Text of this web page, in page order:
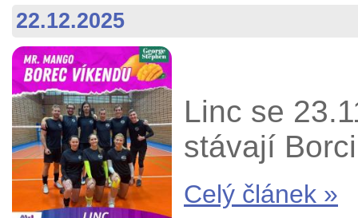
22.12.2025
Linc se
stávají
Celý článek »